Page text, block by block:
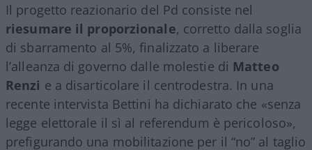
Il progetto reazionario del Pd consiste nel
riesumare il proporzionale, corretto dalla soglia
di sbarramento al 5%, finalizzato a liberare
l’alleanza di governo dalle molestie di Matteo
Renzi e a disarticolare il centrodestra. In una
recente intervista Bettini ha dichiarato che «senza
legge elettorale il sì al referendum è pericoloso»,
prefigurando una mobilitazione per il “no” al taglio